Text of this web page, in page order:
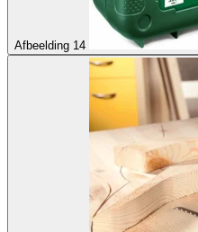
Afbeelding 14